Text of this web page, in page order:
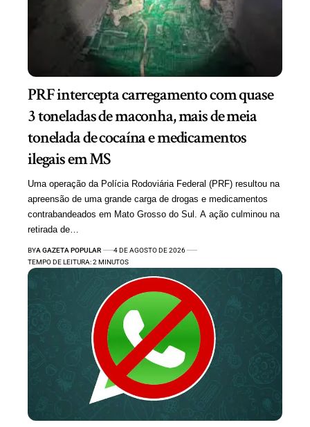
PRF intercepta carregamento com quase
3 toneladas de maconha, mais de meia
tonelada de cocaína e medicamentos
ilegais em MS
Uma operação da Polícia Rodoviária Federal (PRF) resultou na
apreensão de uma grande carga de drogas e medicamentos
contrabandeados em Mato Grosso do Sul. A ação culminou na
retirada de…
BYA GAZETA POPULAR
4 DE AGOSTO DE 2026
TEMPO DE LEITURA: 2 MINUTOS